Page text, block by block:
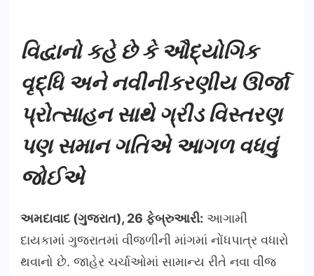
વિદ્વાનો કહે છે કે ઔદ્યોગિક
વૃદ્ધિ અને નવીનીકરણીય ઊર્જા
પ્રોત્સાહન સાથે ગ્રીડ વિસ્તરણ
પણ સમાન ગતિએ આગળ વધવું
જોઈએ
અમદાવાદ (ગુજરાત), 26 ફેબ્રુઆરી: આગામી
દાયકામાં ગુજરાતમાં વીજળીની માંગમાં નોંધપાત્ર વધારો
થવાનો છે. જાહેર ચર્ચાઓમાં સામાન્ય રીતે નવા વીજ